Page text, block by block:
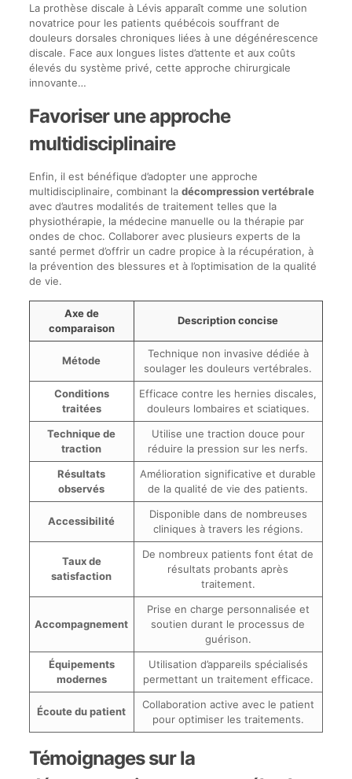
La prothèse discale à Lévis apparaît comme une solution
novatrice pour les patients québécois souffrant de
douleurs dorsales chroniques liées à une dégénérescence
discale. Face aux longues listes d’attente et aux coûts
élevés du système privé, cette approche chirurgicale
innovante…
Favoriser une approche
multidisciplinaire
Enfin, il est bénéfique d’adopter une approche
multidisciplinaire, combinant la décompression vertébrale
avec d’autres modalités de traitement telles que la
physiothérapie, la médecine manuelle ou la thérapie par
ondes de choc. Collaborer avec plusieurs experts de la
santé permet d’offrir un cadre propice à la récupération, à
la prévention des blessures et à l’optimisation de la qualité
de vie.
Axe de
comparaison
Description concise
Métode
Technique non invasive dédiée à
soulager les douleurs vertébrales.
Conditions
traitées
Efficace contre les hernies discales,
douleurs lombaires et sciatiques.
Technique de
traction
Utilise une traction douce pour
réduire la pression sur les nerfs.
Résultats
observés
Amélioration significative et durable
de la qualité de vie des patients.
Accessibilité
Disponible dans de nombreuses
cliniques à travers les régions.
Taux de
satisfaction
De nombreux patients font état de
résultats probants après
traitement.
Accompagnement
Prise en charge personnalisée et
soutien durant le processus de
guérison.
Équipements
modernes
Utilisation d’appareils spécialisés
permettant un traitement efficace.
Écoute du patient
Collaboration active avec le patient
pour optimiser les traitements.
Témoignages sur la